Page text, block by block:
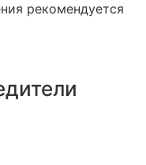
рекомендуется